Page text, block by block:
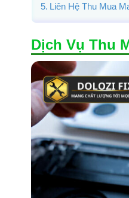
Liên Hệ Thu Mua
Dịch Vụ Thu